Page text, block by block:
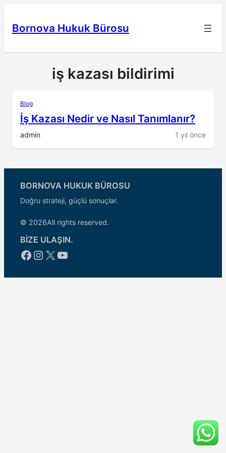
geçBornova Hukuk Bürosu
iş kazası bildirimi
Blog
İş Kazası Nedir ve Nasıl Tanımlanır?
admin 1 yıl önce
BORNOVA HUKUK BÜROSU
Doğru strateji, güçlü sonuçlar.
© 2026All rights reserved.
BİZE ULAŞIN.
Facebook
Instagram
X YouTube